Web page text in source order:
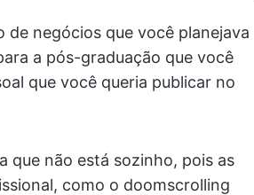
negócios que você planejava
a pós-graduação que você
que você queria publicar no
que não está sozinho, pois as
como o doomscrolling